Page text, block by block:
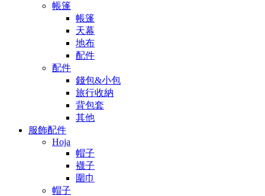
帳篷
帳篷
天幕
地布
配件
配件
錢包&小包
旅行收納
背包套
其他
服飾配件
Hoja
帽子
襪子
圍巾
帽子